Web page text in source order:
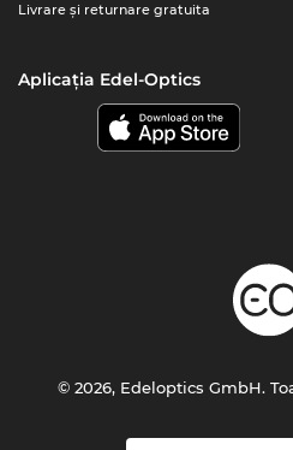
Livrare şi returnare gratuita
Aplicația Edel-Optics
© 2026, Edeloptics GmbH.